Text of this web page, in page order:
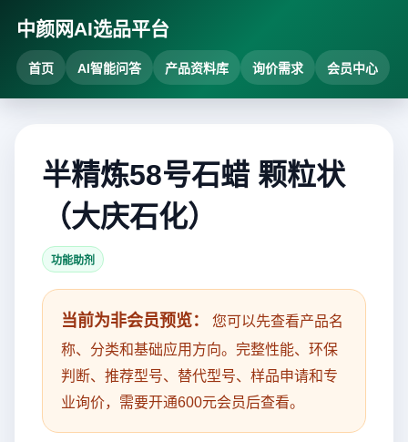
中颜网AI选品平台
首页 AI智能问答 产品资料库 询价需求 会员中心
半精炼58号石蜡 颗粒状
（大庆石化）
功能助剂
当前为非会员预览：
您可以先查看产品名
称、分类和基础应用方向。完整性能、环保
判断、推荐型号、替代型号、样品申请和专
业询价，需要开通600元会员后查看。